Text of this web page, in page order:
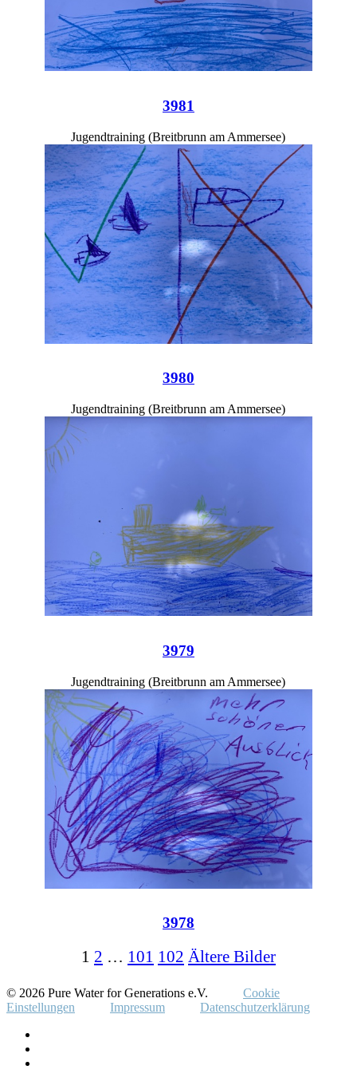
3981
Jugendtraining (Breitbrunn am Ammersee)
3980
Jugendtraining (Breitbrunn am Ammersee)
3979
Jugendtraining (Breitbrunn am Ammersee)
3978
1 2 … 101 102 Ältere Bilder
© 2026 Pure Water for Generations e.V.
Cookie
Einstellungen
Impressum Datenschutzerklärung